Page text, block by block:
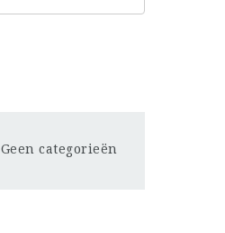
Geen categorieën